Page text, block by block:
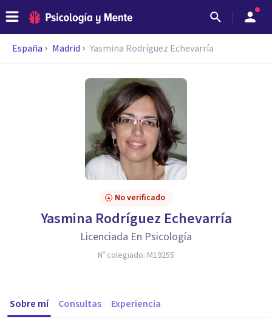
España Madrid Yasmina Rodríguez Echevarría
No verificado
Yasmina Rodríguez Echevarría
Licenciada En Psicología
Nº colegiado: M19255
Sobre mí Consultas Experiencia